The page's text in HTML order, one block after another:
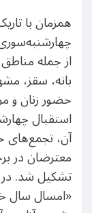
همزمان با
از جمله
بانه، سقز،
حضور زنان و
استقبال
معترضان در
تشکیل شد. در
«امسال سال